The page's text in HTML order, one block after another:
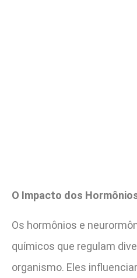
O Impacto dos
Os hormônios e
químicos que regulam
organismo. Eles